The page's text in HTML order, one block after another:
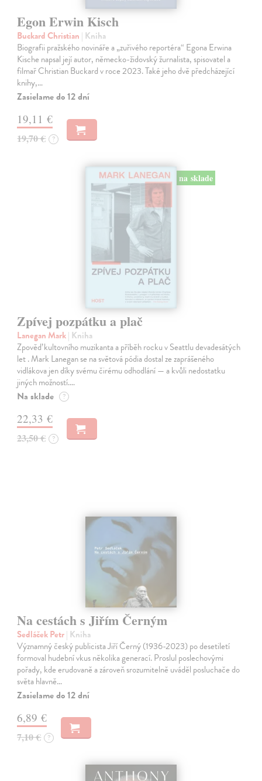
Egon Erwin Kisch
Buckard Christian | Kniha
Biografii pražského novináře a „zuřivého reportéra“ Egona Erwina
Kische napsal její autor, německo-židovský žurnalista, spisovatel a
filmař Christian Buckard v roce 2023. Také jeho dvě předcházející
knihy,…
Zasielame do 12 dní
19,11 €
19,70 € ?
na sklade
Zpívej pozpátku a plač
Lanegan Mark| Kniha
Zpověď kultovního muzikanta a příběh rocku v Seattlu devadesátých
let . Mark Lanegan se na světová pódia dostal ze zaprášeného
vidlákova jen díky svému čirému odhodlání — a kvůli nedostatku
jiných možností.…
Na sklade ?
22,33 €
23,50 € ?
Na cestách s Jiřím Černým
Sedláček Petr| Kniha
Významný český publicista Jiří Černý (1936-2023) po desetiletí
formoval hudební vkus několika generací. Proslul poslechovými
pořady, kde erudovaně a zároveň srozumitelně uváděl posluchače do
světa hlavně…
Zasielame do 12 dní
6,89 €
7,10 € ?